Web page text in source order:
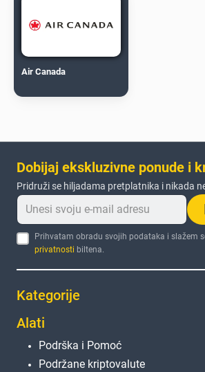
Air Canada
Dobijaj ekskluzivne ponude i
Pridruži se hiljadama pretplatnika i nikada
Prihvatam obradu svojih podataka i slažem
privatnosti biltena.
Kategorije
Alati
Podrška i Pomoć
Podržane kriptovalute